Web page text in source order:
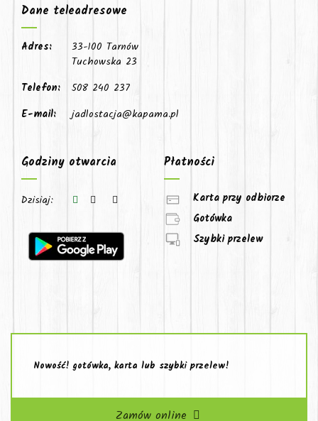
Dane teleadresowe
Adres:
33-100 Tarnów
Tuchowska 23
Telefon:
508 240 237
E-mail:
jadlostacja@kapama.pl
Godziny otwarcia
Dzisiaj:
Płatności
Karta przy odbiorze
Gotówka
Szybki przelew
Nowość! gotówka, karta lub szybki przelew!
Zamów online